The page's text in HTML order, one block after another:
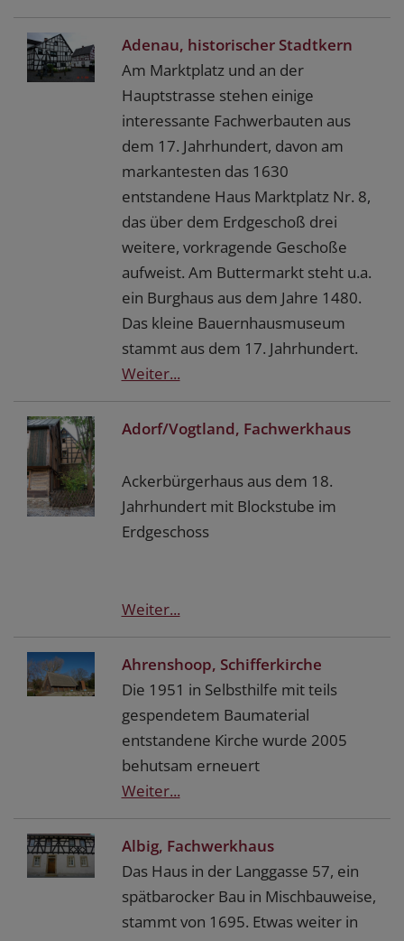
Adenau, historischer Stadtkern
Am Marktplatz und an der
Hauptstrasse stehen einige
interessante Fachwerbauten aus
dem 17. Jahrhundert, davon am
markantesten das 1630
entstandene Haus Marktplatz Nr. 8,
das über dem Erdgeschoß drei
weitere, vorkragende Geschoße
aufweist. Am Buttermarkt steht u.a.
ein Burghaus aus dem Jahre 1480.
Das kleine Bauernhausmuseum
stammt aus dem 17. Jahrhundert.
Weiter...
Adorf/Vogtland, Fachwerkhaus
Ackerbürgerhaus aus dem 18.
Jahrhundert mit Blockstube im
Erdgeschoss
Weiter...
Ahrenshoop, Schifferkirche
Die 1951 in Selbsthilfe mit teils
gespendetem Baumaterial
entstandene Kirche wurde 2005
behutsam erneuert
Weiter...
Albig, Fachwerkhaus
Das Haus in der Langgasse 57, ein
spätbarocker Bau in Mischbauweise,
stammt von 1695. Etwas weiter in